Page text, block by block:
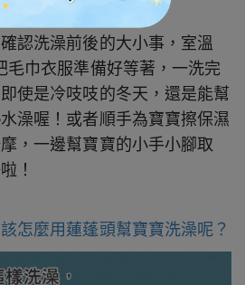
認洗澡前後的大小事，室溫
毛巾衣服準備好等著，一洗完
使是冷吱吱的冬天，還是能幫
澡喔！或者順手為寶寶擦保濕
，一邊幫寶寶的小手小腳取
！
怎麼用蓮蓬頭幫寶寶洗澡呢？